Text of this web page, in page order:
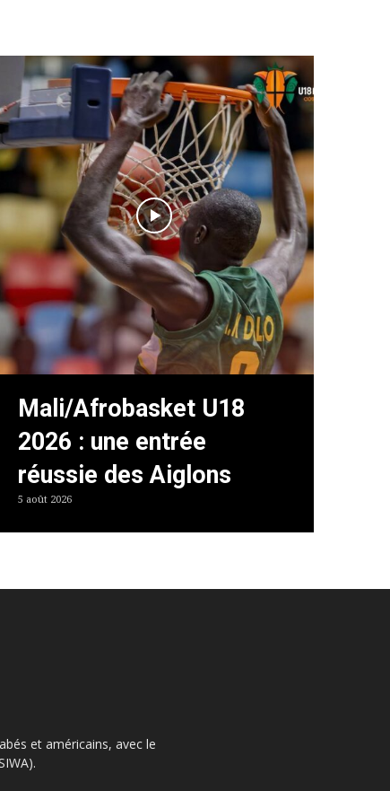
Mali/Afrobasket U18
2026 : une entrée
réussie des Aiglons
5 août 2026
et américains, avec le